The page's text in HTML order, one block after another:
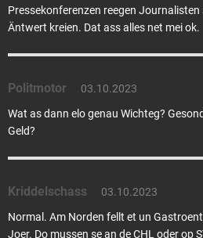
Pressekonferenzen reegen Journalisten
Äntwert kreien. Dat ass alles net mei ok.
Politmotor 03.10.2023
Wat as dann elo genau Wichteg?
Geld?
Kriddelschass 03.10.2023
Normal. Am Norden fellt et un
Joer. Do mussen se an de CHL oder op